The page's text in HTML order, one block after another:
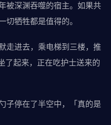
被深渊吞噬的宿主。如果共
切牺牲都是值得的。
走进去，乘电梯到三楼，推
了起来，正在吃护士送来的
子停在了半空中，「真的是